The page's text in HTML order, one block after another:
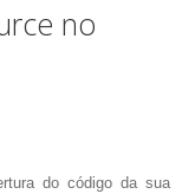
no
do código da sua